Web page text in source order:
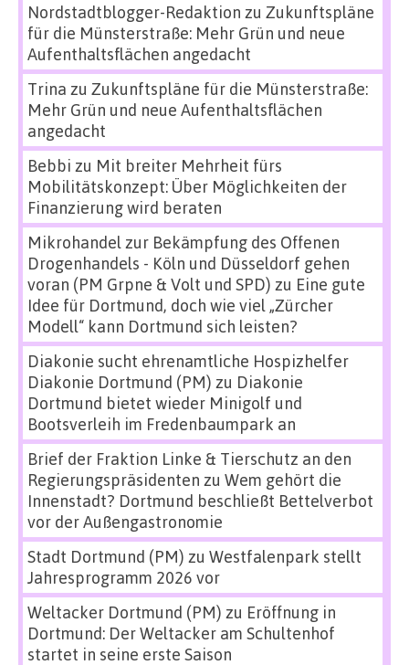
Nordstadtblogger-Redaktion zu Zukunftspläne
für die Münsterstraße: Mehr Grün und neue
Aufenthaltsflächen angedacht
Trina zu Zukunftspläne für die Münsterstraße:
Mehr Grün und neue Aufenthaltsflächen
angedacht
Bebbi zu Mit breiter Mehrheit fürs
Mobilitätskonzept: Über Möglichkeiten der
Finanzierung wird beraten
Mikrohandel zur Bekämpfung des Offenen
Drogenhandels - Köln und Düsseldorf gehen
voran (PM Grpne & Volt und SPD) zu Eine gute
Idee für Dortmund, doch wie viel „Zürcher
Modell“ kann Dortmund sich leisten?
Diakonie sucht ehrenamtliche Hospizhelfer
Diakonie Dortmund (PM) zu Diakonie
Dortmund bietet wieder Minigolf und
Bootsverleih im Fredenbaumpark an
Brief der Fraktion Linke & Tierschutz an den
Regierungspräsidenten zu Wem gehört die
Innenstadt? Dortmund beschließt Bettelverbot
vor der Außengastronomie
Stadt Dortmund (PM) zu Westfalenpark stellt
Jahresprogramm 2026 vor
Weltacker Dortmund (PM) zu Eröffnung in
Dortmund: Der Weltacker am Schultenhof
startet in seine erste Saison